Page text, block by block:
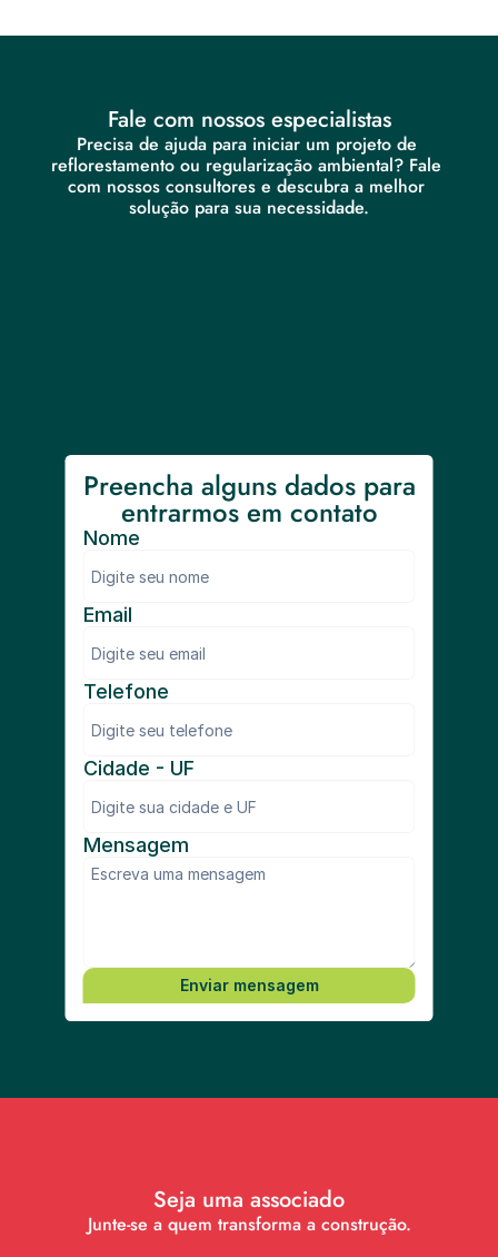
Fale com nossos especialistas
Precisa de ajuda para iniciar um projeto de
reflorestamento ou regularização ambiental? Fale
com nossos consultores e descubra a melhor
solução para sua necessidade.
Preencha alguns dados para
entrarmos em contato
Email
Telefone
Nome
Cidade - UF
Mensagem
Enviar mensagem
Seja uma associado
Junte-se a quem transforma a construção.